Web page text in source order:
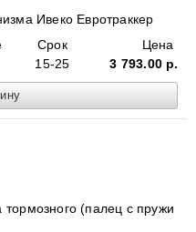
Ивеко Евротраккер
Срок
15-25
Цена
3 793.00 р.
(палец с пружи